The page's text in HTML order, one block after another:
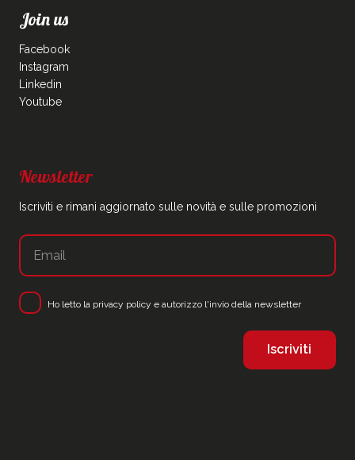
Join us
Facebook
Instagram
Linkedin
Youtube
Newsletter
Iscriviti e rimani aggiornato sulle novità e sulle promozioni
Ho letto la privacy policy e autorizzo l'invio della newsletter